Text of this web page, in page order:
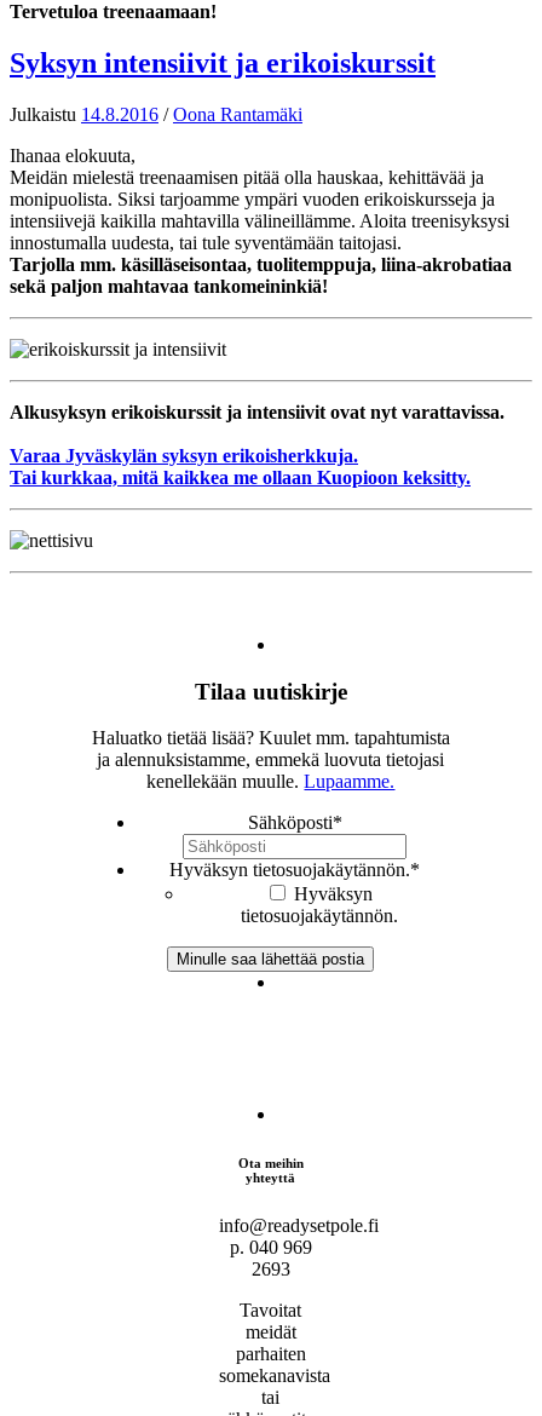
Tervetuloa treenaamaan!
Syksyn intensiivit ja erikoiskurssit
Julkaistu 14.8.2016 /Oona Rantamäki
Ihanaa elokuuta,
Meidän mielestä treenaamisen pitää olla hauskaa, kehittävää ja
monipuolista. Siksi tarjoamme ympäri vuoden erikoiskursseja ja
intensiivejä kaikilla mahtavilla välineillämme. Aloita treenisyksysi
innostumalla uudesta, tai tule syventämään taitojasi.
Tarjolla mm. käsilläseisontaa, tuolitemppuja, liina-akrobatiaa
sekä paljon mahtavaa tankomeininkiä!
Alkusyksyn erikoiskurssit ja intensiivit ovat nyt varattavissa.
Varaa Jyväskylän syksyn erikoisherkkuja.
Tai kurkkaa, mitä kaikkea me ollaan Kuopioon keksitty.
Tilaa uutiskirje
Haluatko tietää lisää? Kuulet mm. tapahtumista
ja alennuksistamme, emmekä luovuta tietojasi
kenellekään muulle.Lupaamme.
Sähköposti*
Hyväksyn tietosuojakäytännön.*
Hyväksyn
tietosuojakäytännön.
Ota meihin
yhteyttä
info@readysetpole.fi
p. 040 969
2693
Tavoitat
meidät
parhaiten
somekanavista
tai